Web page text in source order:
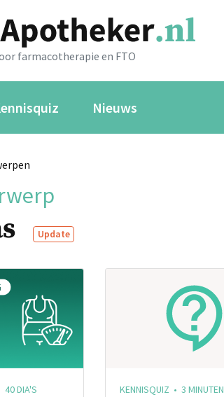
farmacotherapie en FTO
Nieuws
Update
40 DIA'S KENNISQUIZ • 3 MINUTEN